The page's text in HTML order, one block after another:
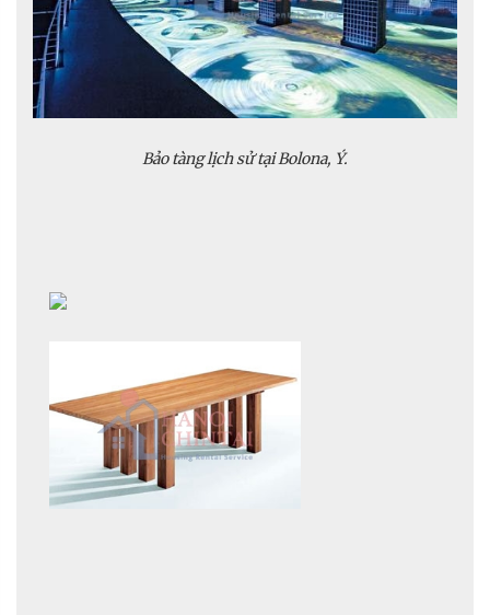
Bảo tàng lịch sử tại Bolona, Ý.